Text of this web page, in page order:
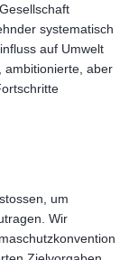
systematisch
auf Umwelt
ambitionierte, aber
um
Wir